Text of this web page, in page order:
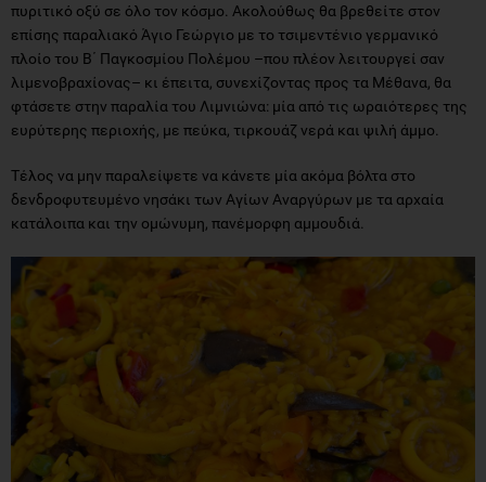
πυριτικό οξύ σε όλο τον κόσμο. Ακολούθως θα βρεθείτε στον
επίσης παραλιακό Άγιο Γεώργιο με το τσιμεντένιο γερμανικό
πλοίο του Β΄ Παγκοσμίου Πολέμου –που πλέον λειτουργεί σαν
λιμενοβραχίονας– κι έπειτα, συνεχίζοντας προς τα Μέθανα, θα
φτάσετε στην παραλία του Λιμνιώνα: μία από τις ωραιότερες της
ευρύτερης περιοχής, με πεύκα, τιρκουάζ νερά και ψιλή άμμο.
Τέλος να μην παραλείψετε να κάνετε μία ακόμα βόλτα στο
δενδροφυτευμένο νησάκι των Αγίων Αναργύρων με τα αρχαία
κατάλοιπα και την ομώνυμη, πανέμορφη αμμουδιά.